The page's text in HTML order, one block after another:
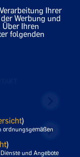
Ihrer
Werbung und
Ihren
folgenden
)
ordnungsgemäßen
)
und Angebote